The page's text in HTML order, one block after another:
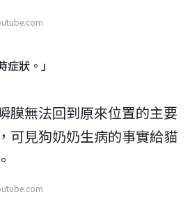
症狀。」
膜無法回到原來位置的主要
可見狗奶奶生病的事實給貓